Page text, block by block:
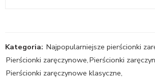
Kategoria: Najpopularniejsze pierścionki
Pierścionki zaręczynowe,Pierścionki
Pierścionki zaręczynowe klasyczne,